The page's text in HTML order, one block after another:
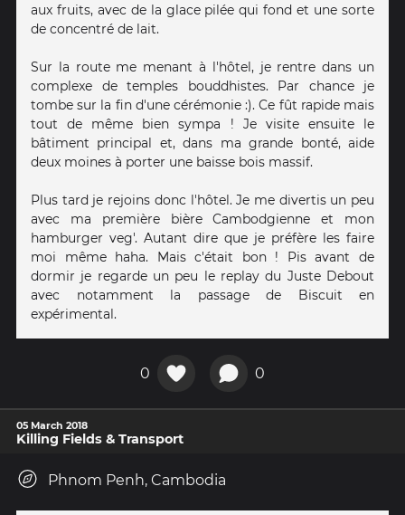
aux fruits, avec de la glace pilée qui fond et une sorte
de concentré de lait.
Sur la route me menant à l'hôtel, je rentre dans un
complexe de temples bouddhistes. Par chance je
tombe sur la fin d'une cérémonie :). Ce fût rapide mais
tout de même bien sympa ! Je visite ensuite le
bâtiment principal et, dans ma grande bonté, aide
deux moines à porter une baisse bois massif.
Plus tard je rejoins donc l'hôtel. Je me divertis un peu
avec ma première bière Cambodgienne et mon
hamburger veg'. Autant dire que je préfère les faire
moi même haha. Mais c'était bon ! Pis avant de
dormir je regarde un peu le replay du Juste Debout
avec notamment la passage de Biscuit en
expérimental.
0 0
05 March 2018
Killing Fields & Transport
Phnom Penh, Cambodia